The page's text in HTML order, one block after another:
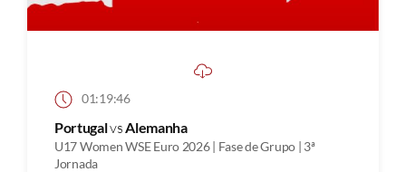
01:19:46
PortugalvsAlemanha
U17 Women WSE Euro 2026 | Fase de Grupo | 3ª
Jornada